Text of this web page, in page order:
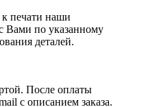
к печати наши
Вами по указанному
деталей.
После оплаты
с описанием заказа.